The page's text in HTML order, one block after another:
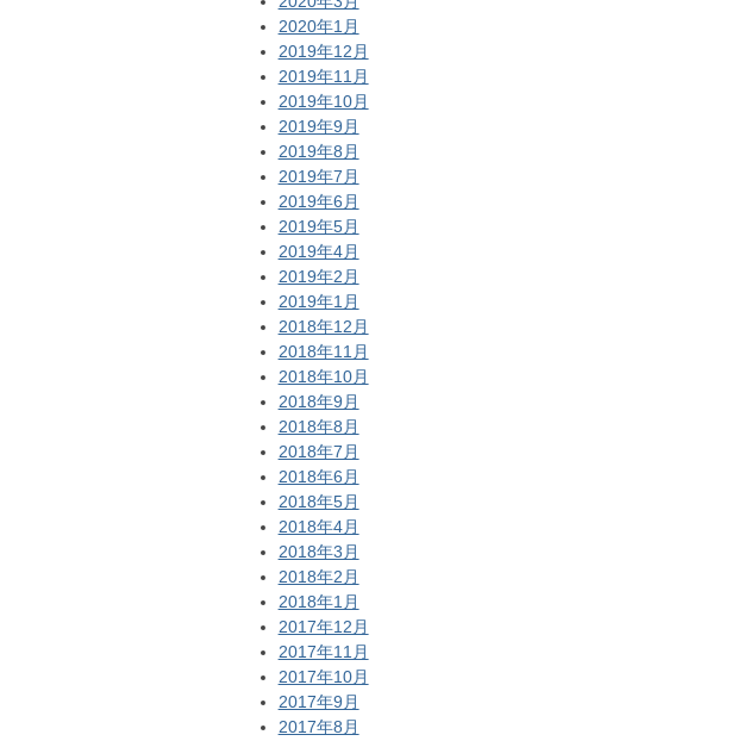
2020年1月
2019年12月
2019年11月
2019年10月
2019年9月
2019年8月
2019年7月
2019年6月
2019年5月
2019年4月
2019年2月
2019年1月
2018年12月
2018年11月
2018年10月
2018年9月
2018年8月
2018年7月
2018年6月
2018年5月
2018年4月
2018年3月
2018年2月
2018年1月
2017年12月
2017年11月
2017年10月
2017年9月
2017年8月